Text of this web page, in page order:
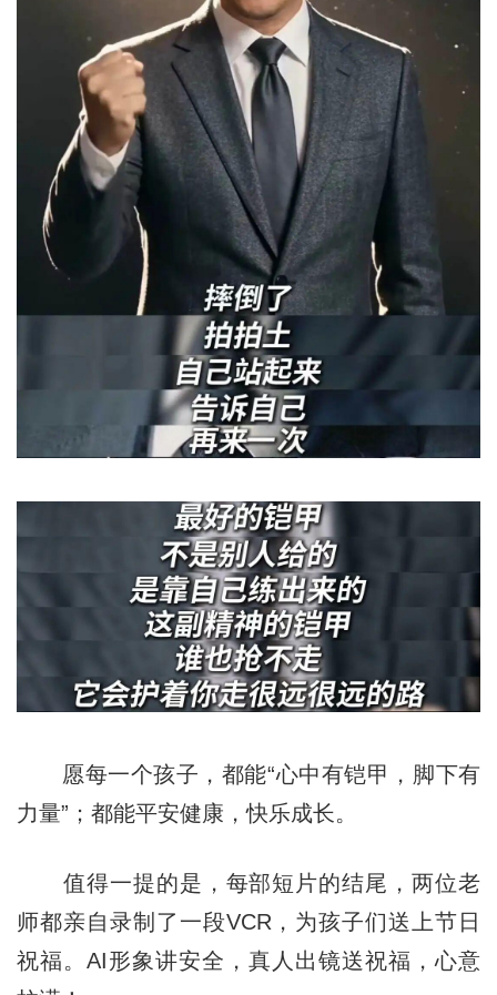
愿每一个孩子，都能“心中有铠甲，脚下有
力量”；都能平安健康，快乐成长。
值得一提的是，每部短片的结尾，两位老
师都亲自录制了一段VCR，为孩子们送上节日
祝福。AI形象讲安全，真人出镜送祝福，心意